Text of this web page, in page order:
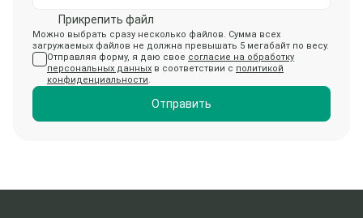
Прикрепить файл
Можно выбрать сразу несколько файлов. Сумма всех
загружаемых файлов не должна превышать 5 мегабайт по весу.
Отправляя форму, я даю свое согласие на обработку
персональных данных в соответствии с политикой
конфиденциальности.
Отправить